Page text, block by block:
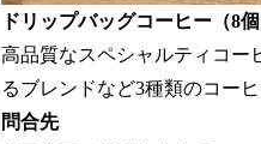
ドリップバッグコーヒー（8個
高品質なスペシャルティコー
るブレンドなど3種類のコー
問合先